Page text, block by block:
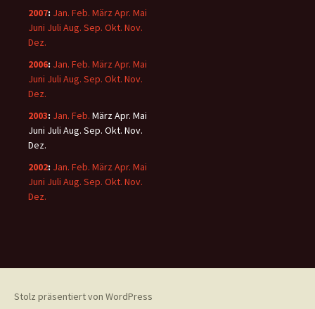
2007: Jan. Feb. März Apr. Mai
Juni Juli Aug. Sep. Okt. Nov.
Dez.
2006: Jan. Feb. März Apr. Mai
Juni Juli Aug. Sep. Okt. Nov.
Dez.
2003: Jan. Feb. MärzApr. Mai
Juni Juli Aug. Sep. Okt. Nov.
Dez.
2002: Jan. Feb. März Apr. Mai
Juni Juli Aug. Sep. Okt. Nov.
Dez.
Stolz präsentiert von WordPress